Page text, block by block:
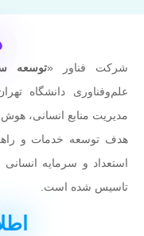
درباره
«توسعه سرمایه
دانشگاه تهران
انسانی، هوش مصنوعی،
خدمات و راهکارهای
و سرمایه انسانی مبتنی بر
است.